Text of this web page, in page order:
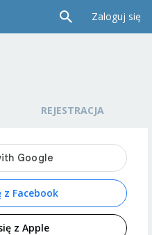
Zaloguj się
REJESTRACJA
z Facebook
z Apple